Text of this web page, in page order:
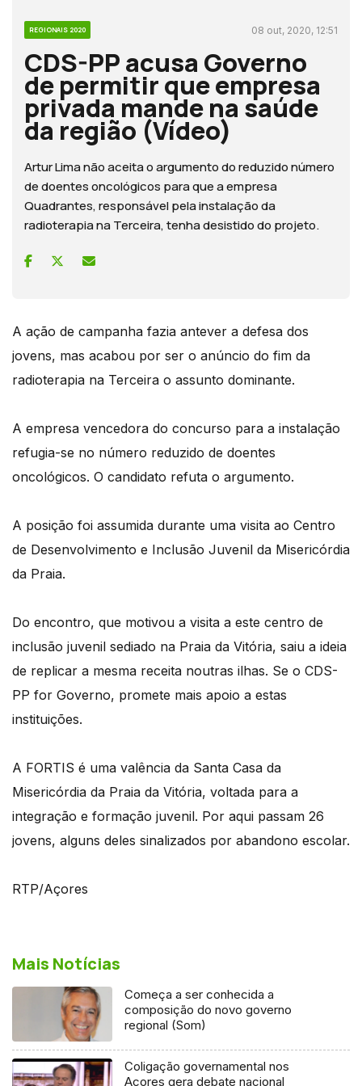
REGIONAIS 2020 08 out, 2020, 12:51
CDS-PP acusa Governo
de permitir que empresa
privada mande na saúde
da região (Vídeo)
Artur Lima não aceita o argumento do reduzido número
de doentes oncológicos para que a empresa
Quadrantes, responsável pela instalação da
radioterapia na Terceira, tenha desistido do projeto.
A ação de campanha fazia antever a defesa dos
jovens, mas acabou por ser o anúncio do fim da
radioterapia na Terceira o assunto dominante.
A empresa vencedora do concurso para a instalação
refugia-se no número reduzido de doentes
oncológicos. O candidato refuta o argumento.
A posição foi assumida durante uma visita ao Centro
de Desenvolvimento e Inclusão Juvenil da Misericórdia
da Praia.
Do encontro, que motivou a visita a este centro de
inclusão juvenil sediado na Praia da Vitória, saiu a ideia
de replicar a mesma receita noutras ilhas. Se o CDS-
PP for Governo, promete mais apoio a estas
instituições.
A FORTIS é uma valência da Santa Casa da
Misericórdia da Praia da Vitória, voltada para a
integração e formação juvenil. Por aqui passam 26
jovens, alguns deles sinalizados por abandono escolar.
RTP/Açores
Mais Notícias
Começa a ser conhecida a
composição do novo governo
regional (Som)
Coligação governamental nos
Açores gera debate nacional